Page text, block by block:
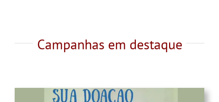
Campanhas em destaque